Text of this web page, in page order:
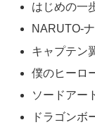
はじめの一
NARUTO‐
キャプテン
僕のヒーロ
ソードアー
ドラゴンボ